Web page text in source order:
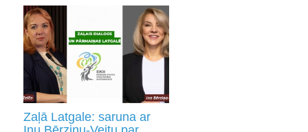
Zaļā Latgale: saruna ar